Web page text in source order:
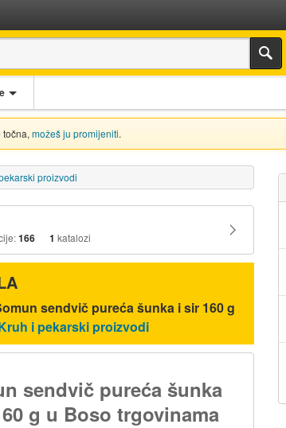
možeš ju promijeniti.
proizvodi
166 1 katalozi
sendvič pureća šunka i sir 160 g
i pekarski proizvodi
sendvič pureća šunka
g u Boso trgovinama